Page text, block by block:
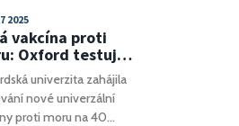
2025
vakcína proti
Oxford testuje
univerzální
s technologií
univerzita zahájila
nové univerzální
proti moru na 40